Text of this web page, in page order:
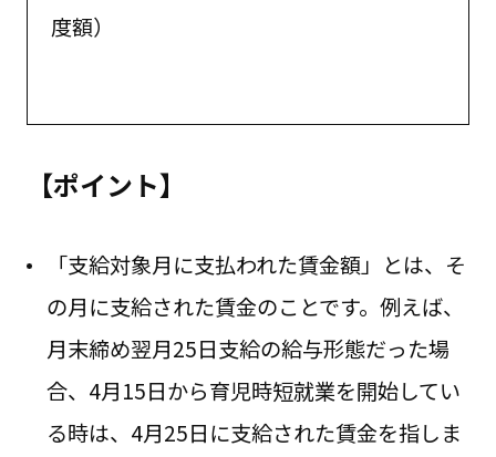
度額）
【ポイント】
「支給対象月に支払われた賃金額」とは、そ
の月に支給された賃金のことです。例えば、
月末締め翌月25日支給の給与形態だった場
合、4月15日から育児時短就業を開始してい
る時は、4月25日に支給された賃金を指しま